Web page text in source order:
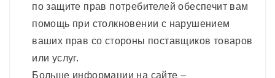
по защите прав потребителей обеспечит вам
помощь при столкновении с нарушением
ваших прав со стороны поставщиков товаров
или услуг.
Больше информации на сайте –